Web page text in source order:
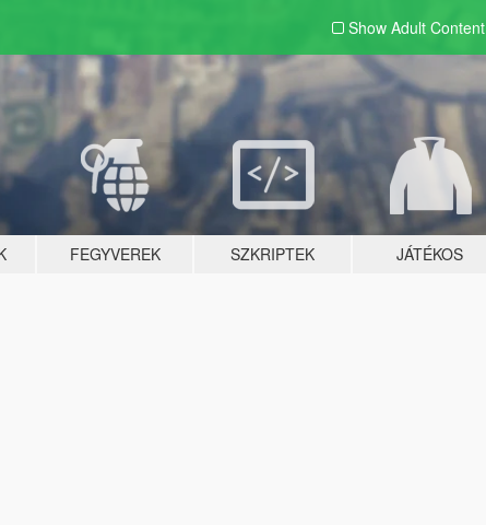
Show Adult Content
FEGYVEREK SZKRIPTEK JÁTÉKOS